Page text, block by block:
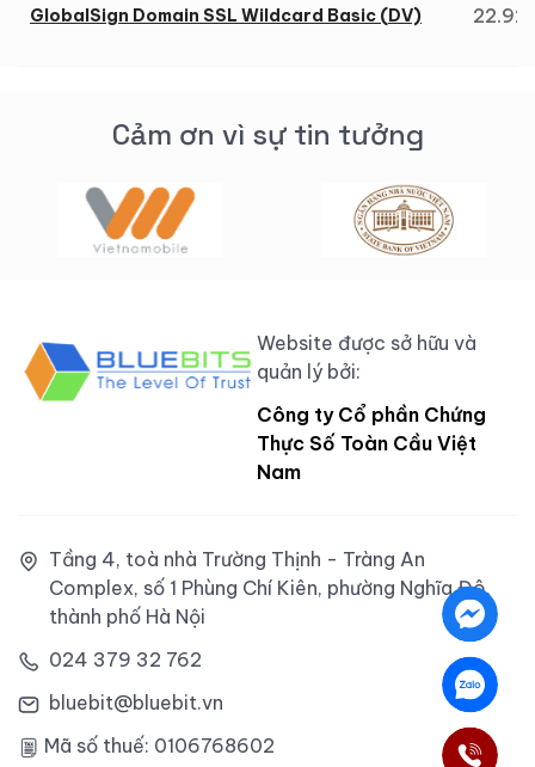
GlobalSign Domain SSL Wildcard Basic (DV)
Cảm ơn vì sự tin tưởng
Website được sở hữu và
quản lý bởi:
Công ty Cổ phần Chứng
Thực Số Toàn Cầu Việt
Nam
Tầng 4, toà nhà Trường Thịnh - Tràng An
Complex, số 1 Phùng Chí Kiên, phường Nghĩa Đô,
thành phố Hà Nội
024 379 32 762
bluebit@bluebit.vn
Mã số thuế: 0106768602